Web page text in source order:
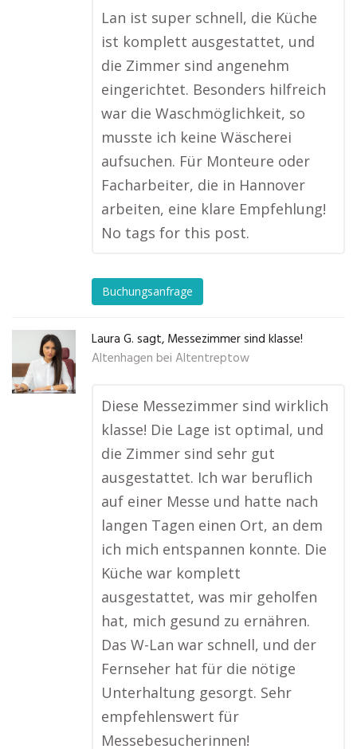
Lan ist super schnell, die Küche
ist komplett ausgestattet, und
die Zimmer sind angenehm
eingerichtet. Besonders hilfreich
war die Waschmöglichkeit, so
musste ich keine Wäscherei
aufsuchen. Für Monteure oder
Facharbeiter, die in Hannover
arbeiten, eine klare Empfehlung!
No tags for this post.
Buchungsanfrage
Laura G. sagt, Messezimmer sind klasse!
Altenhagen bei Altentreptow
Diese Messezimmer sind wirklich
klasse! Die Lage ist optimal, und
die Zimmer sind sehr gut
ausgestattet. Ich war beruflich
auf einer Messe und hatte nach
langen Tagen einen Ort, an dem
ich mich entspannen konnte. Die
Küche war komplett
ausgestattet, was mir geholfen
hat, mich gesund zu ernähren.
Das W-Lan war schnell, und der
Fernseher hat für die nötige
Unterhaltung gesorgt. Sehr
empfehlenswert für
Messebesucherinnen!